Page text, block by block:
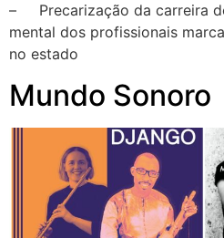
– Precarização da carreira
mental dos profissionais
no estado
Mundo Sonoro